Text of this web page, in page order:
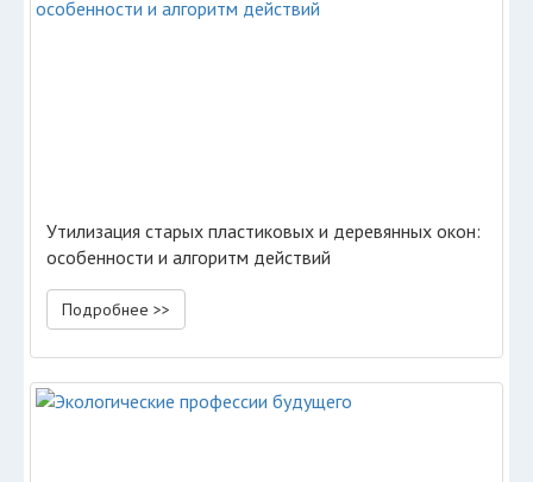
Утилизация старых пластиковых и деревянных окон:
особенности и алгоритм действий
Подробнее >>